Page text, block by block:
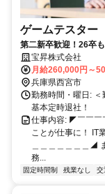
ゲームテスター
第二新卒歓迎！26卒
界へ！年休125 日＆
宝昇株式会社
月給260,000円～
兵庫県西宮市
勤務時間・曜日:
基本定時退社！
仕事内容: ◤￣￣￣
ことが仕事に！ IT
＿＿＿＿＿＿＿◢
務...
固定時間制 残業なし 交